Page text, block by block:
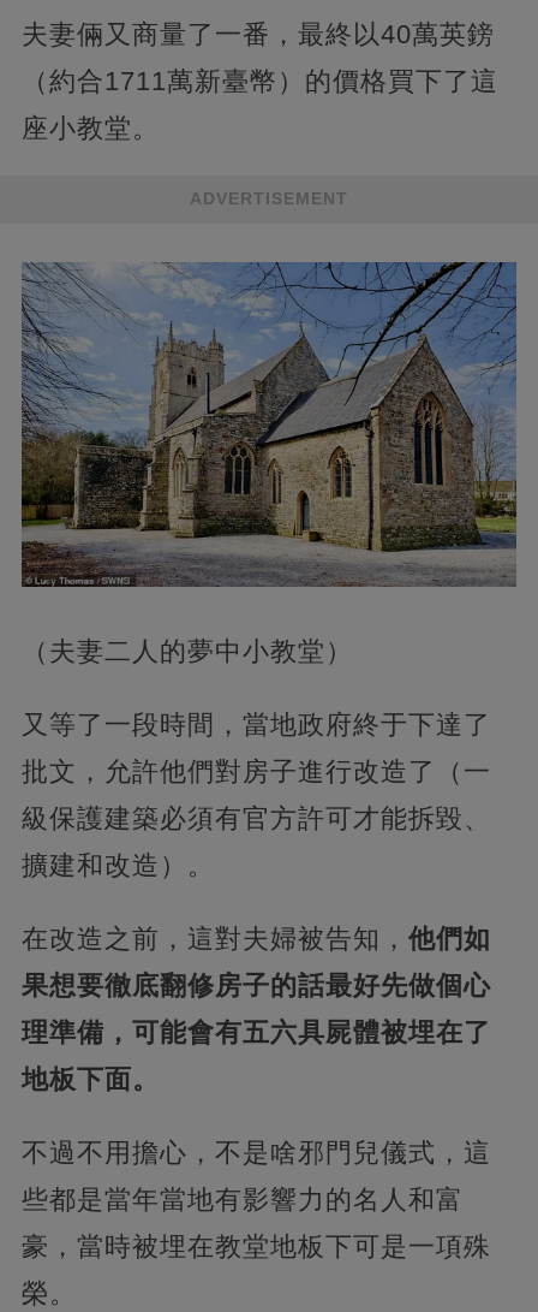
夫妻倆又商量了一番，最終以40萬英鎊
（約合1711萬新臺幣）的價格買下了這
座小教堂。
ADVERTISEMENT
（夫妻二人的夢中小教堂）
又等了一段時間，當地政府終于下達了
批文，允許他們對房子進行改造了（一
級保護建築必須有官方許可才能拆毀、
擴建和改造）。
在改造之前，這對夫婦被告知， 他們如
果想要徹底翻修房子的話最好先做個心
理準備，可能會有五六具屍體被埋在了
地板下面。
不過不用擔心，不是啥邪門兒儀式，這
些都是當年當地有影響力的名人和富
豪，當時被埋在教堂地板下可是一項殊
榮。